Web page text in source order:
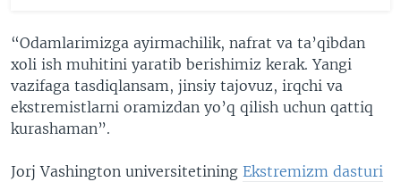
“Odamlarimizga ayirmachilik, nafrat va ta’qibdan
xoli ish muhitini yaratib berishimiz kerak. Yangi
vazifaga tasdiqlansam, jinsiy tajovuz, irqchi va
ekstremistlarni oramizdan yo’q qilish uchun qattiq
kurashaman”.
Jorj Vashington universitetining Ekstremizm dasturi